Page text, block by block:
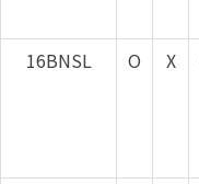
16BNSL O X